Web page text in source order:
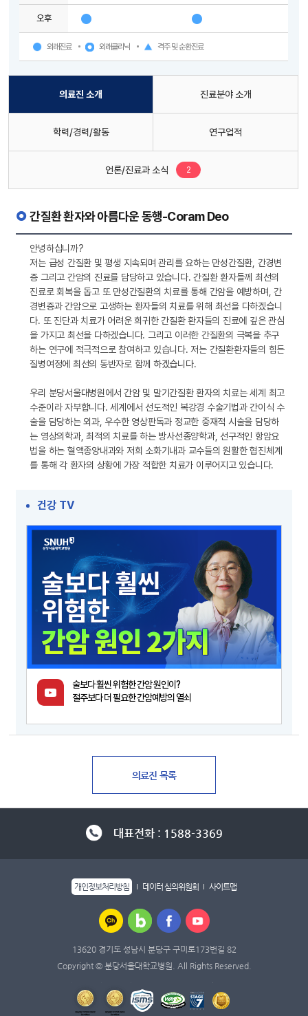
오후
외래진료 외래클리닉 격주 및 순환진료
의료진 소개 진료분야 소개
학력/경력/활동 연구업적
언론/진료과 소식 2
간질환 환자와 아름다운 동행-Coram Deo
안녕하십니까?
저는 급성 간질환 및 평생 지속되며 관리를 요하는 만성간질환, 간경변
증 그리고 간암의 진료를 담당하고 있습니다. 간질환 환자들께 최선의
진료로 회복을 돕고 또 만성간질환의 치료를 통해 간암을 예방하며, 간
경변증과 간암으로 고생하는 환자들의 치료를 위해 최선을 다하겠습니
다. 또 진단과 치료가 어려운 희귀한 간질환 환자들의 진료에 깊은 관심
을 가지고 최선을 다하겠습니다. 그리고 이러한 간질환의 극복을 추구
하는 연구에 적극적으로 참여하고 있습니다. 저는 간질환환자들의 힘든
질병여정에 최선의 동반자로 함께 하겠습니다.
우리 분당서울대병원에서 간암 및 말기간질환 환자의 치료는 세계 최고
수준이라 자부합니다. 세계에서 선도적인 복강경 수술기법과 간이식 수
술을 담당하는 외과, 우수한 영상판독과 정교한 중재적 시술을 담당하
는 영상의학과, 최적의 치료를 하는 방사선종양학과, 선구적인 항암요
법을 하는 혈액종양내과와 저희 소화기내과 교수들의 원활한 협진체계
를 통해 각 환자의 상황에 가장 적합한 치료가 이루어지고 있습니다.
건강 TV
술보다 훨씬 위험한 간암 원인이?
절주보다 더 필요한 간암예방의 열쇠
대표전화 : 1588-3369
개인정보처리방침 데이터 심의위원회 사이트맵
13620 경기도 성남시 분당구 구미로173번길 82
Copyright © 분당서울대학교병원. All Rights Reserved.